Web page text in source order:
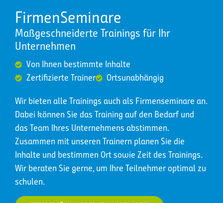
FirmenSeminare
Maßgeschneiderte Trainings für Ihr
Unternehmen
Von Ihnen bestimmte Inhalte
Zertifizierte Trainer
Ortsunabhängig
Wir bieten alle Trainings auch als Firmenseminare an.
Dabei können Sie das Training auf den Bedarf und
das Team Ihres Unternehmens abstimmen.
Zusammen mit unseren Trainern planen Sie die
Inhalte und bestimmen Ort sowie Zeit des Trainings.
Wir beraten Sie gerne, um Ihre Teilnehmer optimal zu
schulen.